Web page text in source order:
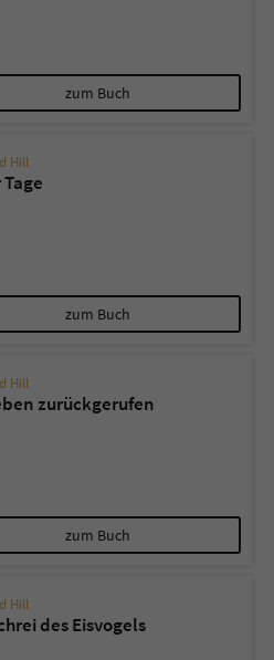
zum Buch
Hill
zum Buch
Hill
zurückgerufen
zum Buch
Hill
des Eisvogels